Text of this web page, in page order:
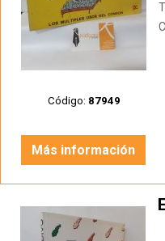
Código: 87949
Más información